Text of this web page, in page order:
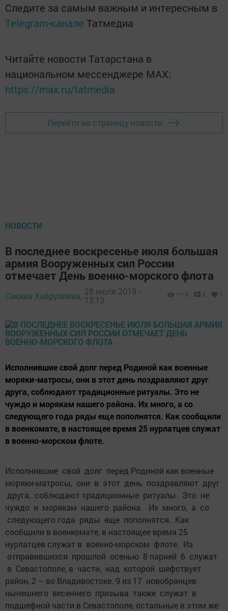
Следите за самым важным и интересным в
Telegram-канале Татмедиа
Читайте новости Татарстана в
национальном мессенджере MАХ:
https://max.ru/tatmedia
Перейти на страницу новости
НОВОСТИ
В последнее воскресенье июля большая
армия Вооруженных сил России
отмечает День военно-морского флота
Сакина Хайруллина, 28 июля 2019 -
13:13
1113 0 1
Исполнившие свой долг перед Родиной как военные
моряки-матросы, они в этот день поздравляют друг
друга, соблюдают традиционные ритуалы. Это не
чуждо и морякам нашего района. Их много, а со
следующего года ряды еще пополнятся. Как сообщили
в военкомате, в настоящее время 25 нурлатцев служат
в военно-морском флоте.
Исполнившие свой долг перед Родиной как военные
моряки-матросы, они в этот день поздравляют друг
друга, соблюдают традиционные ритуалы. Это не
чуждо и морякам нашего района. Их много, а со
следующего года ряды еще пополнятся. Как
сообщили в военкомате, в настоящее время 25
нурлатцев служат в военно-морском флоте. Из
отправившихся прошлой осенью 8 парней 6 служат
в Севастополе, в части, над которой шефствует
район, 2 – во Владивостоке. 9 из 17 новобранцев
нынешнего весеннего призыва также служат в
подшефной части в Севастополе, остальные в этом же